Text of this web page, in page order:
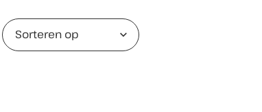
Sorteren op